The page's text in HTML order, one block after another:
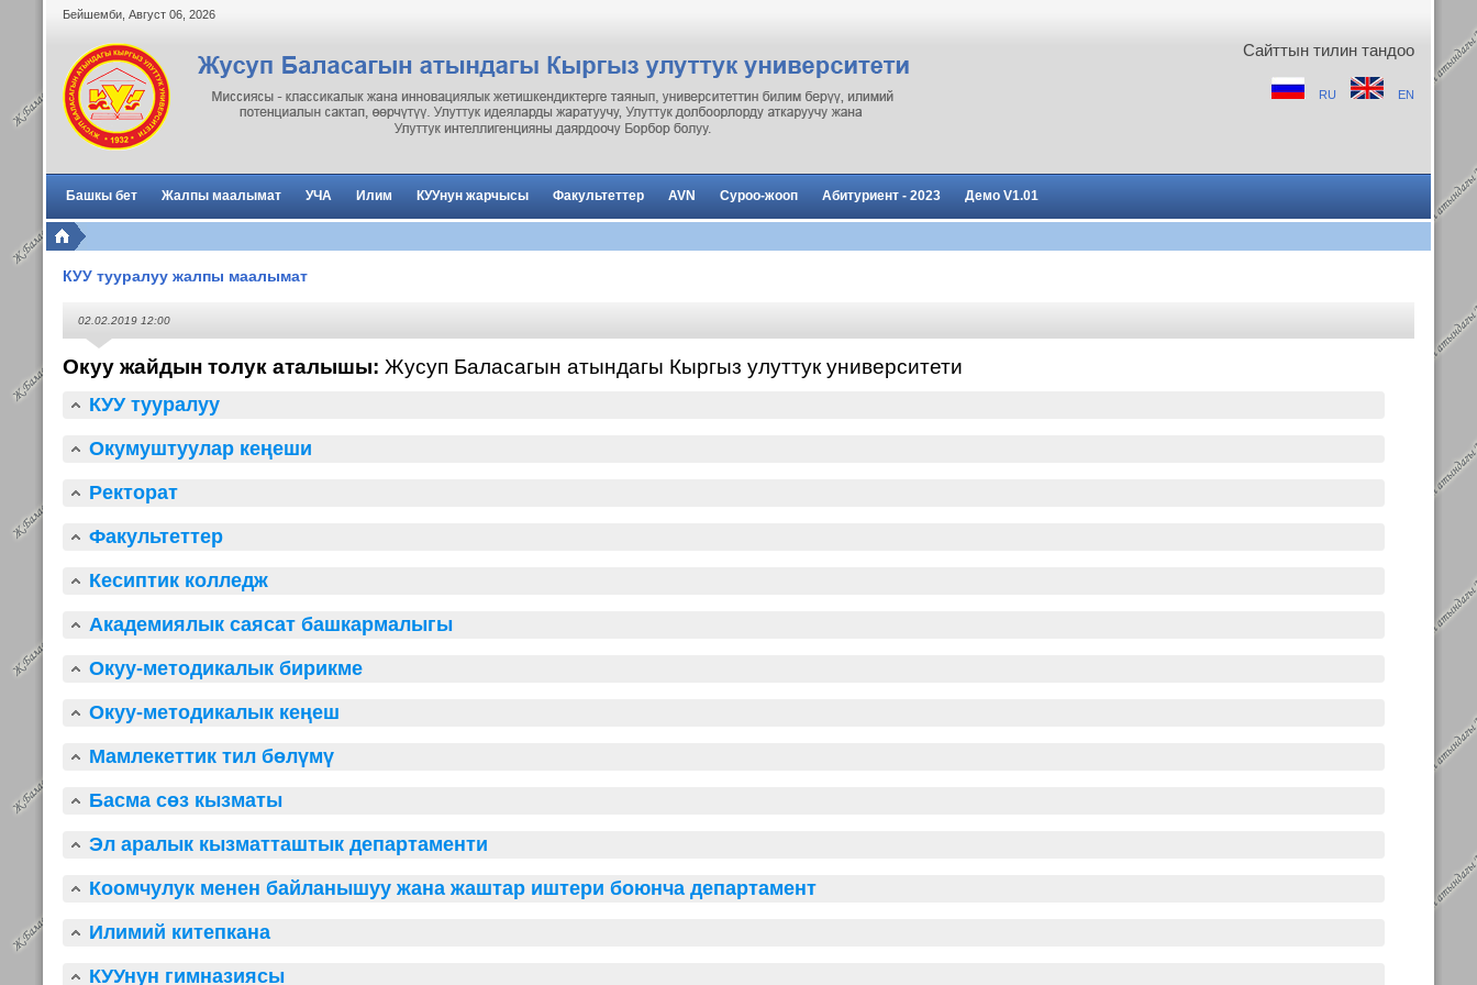
Бейшемби Август 06 2026
Сайттын тилин тандоо
RU EN
Башкы бет Жалпы маалымат УЧА Илим КУУнун жарчысы Факультеттер AVN Суроо-жооп Абитуриент - 2023 Демо V1.01
КУУ тууралуу жалпы маалымат
02.02.2019 12:00
Окуу жайдын толук аталышы: Жусуп Баласагын атындагы Кыргыз улуттук университети
КУУ тууралуу
Окумуштуулар кеңеши
Ректорат
Факультеттер
Кесиптик колледж
Академиялык саясат башкармалыгы
Окуу-методикалык бирикме
Окуу-методикалык кеңеш
Мамлекеттик тил бөлүмү
Басма сөз кызматы
Эл аралык кызматташтык департаменти
Коомчулук менен байланышуу жана жаштар иштери боюнча департамент
Илимий китепкана
КУУнун гимназиясы